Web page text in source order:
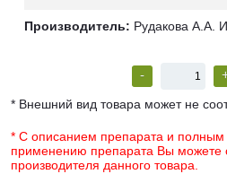
Производитель: Рудакова А.А.
-
* Внешний вид товара может не
* С описанием препарата и полным
применению препарата Вы можете
производителя данного товара.